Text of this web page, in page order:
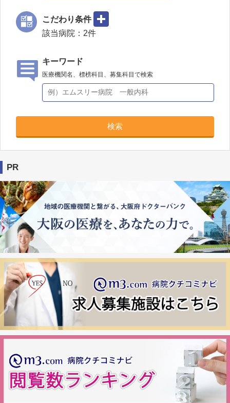
こだわり条件
該当病院： 2件
キーワード
医療機関名、標榜科目、募集科目で検索
検索
PR